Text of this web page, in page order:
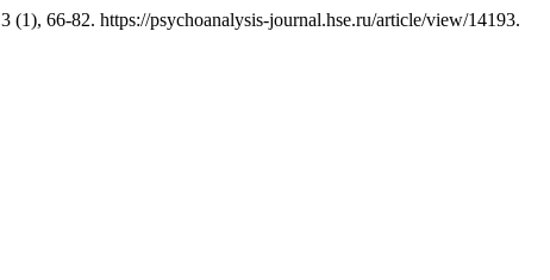
3 (1), 66-82. https://psychoanalysis-journal.hse.ru/article/view/14193.